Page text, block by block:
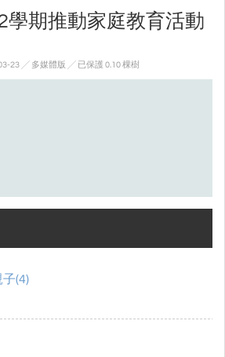
學期推動家庭教育活動
23 ╱ 多媒體版 ╱ 已保護 0.10 棵樹
子(4)